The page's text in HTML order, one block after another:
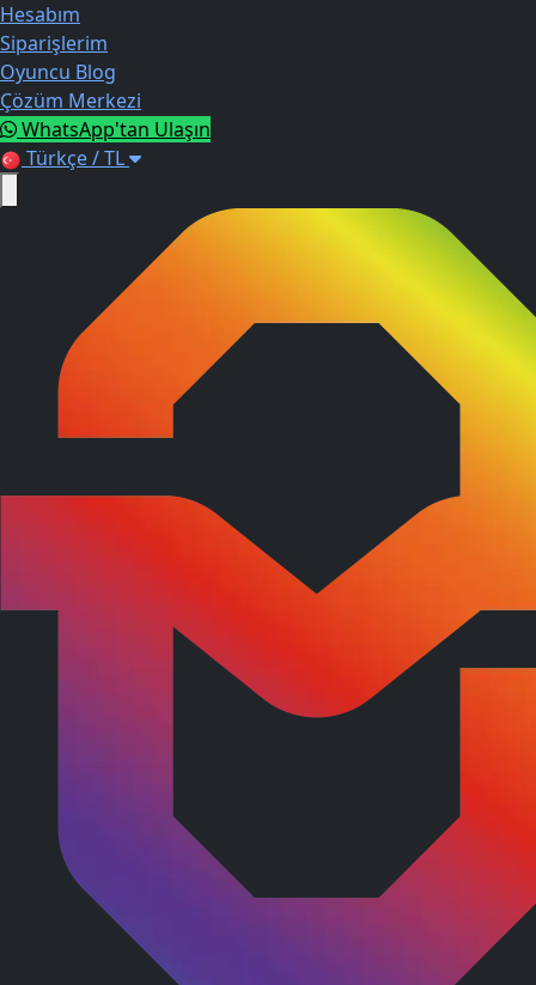
Hesabım
Siparişlerim
Oyuncu Blog
Çözüm Merkezi
WhatsApp'tan Ulaşın
Türkçe / TL